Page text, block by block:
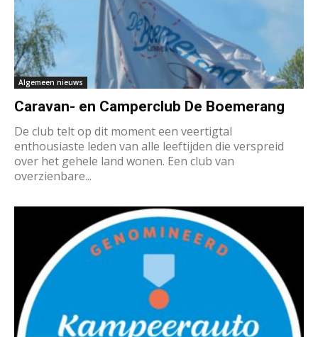
Algemeen nieuws
Caravan- en Camperclub De Boemerang
De club telt op dit moment een veertigtal
enthousiaste leden van alle leeftijden die verspreid
over het gehele land wonen. Een club van
overzienbare...